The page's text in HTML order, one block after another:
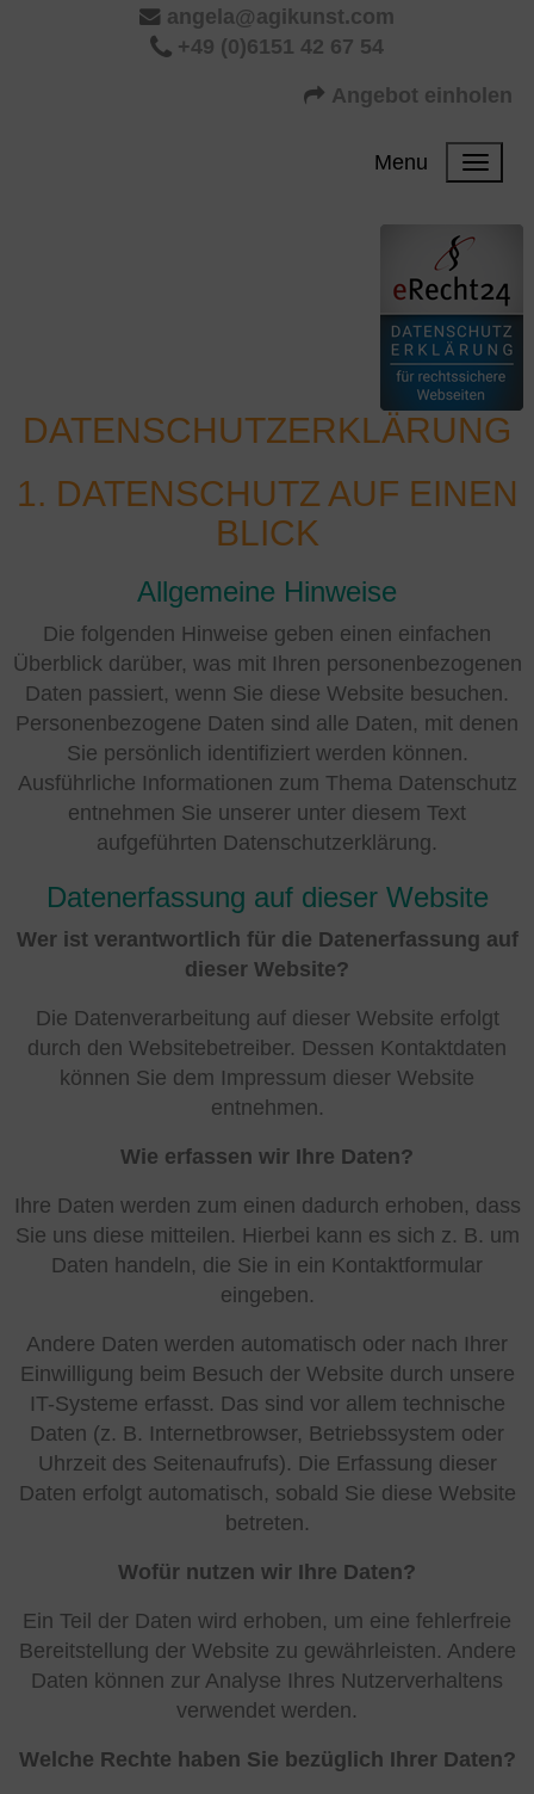
angela@agikunst.com
+49 (0)6151 42 67 54
Angebot einholen
Menu
DATENSCHUTZERKLÄRUNG
1. DATENSCHUTZ AUF EINEN
BLICK
Allgemeine Hinweise
Die folgenden Hinweise geben einen einfachen
Überblick darüber, was mit Ihren personenbezogenen
Daten passiert, wenn Sie diese Website besuchen.
Personenbezogene Daten sind alle Daten, mit denen
Sie persönlich identifiziert werden können.
Ausführliche Informationen zum Thema Datenschutz
entnehmen Sie unserer unter diesem Text
aufgeführten Datenschutzerklärung.
Datenerfassung auf dieser Website
Wer ist verantwortlich für die Datenerfassung auf
dieser Website?
Die Datenverarbeitung auf dieser Website erfolgt
durch den Websitebetreiber. Dessen Kontaktdaten
können Sie dem Impressum dieser Website
entnehmen.
Wie erfassen wir Ihre Daten?
Ihre Daten werden zum einen dadurch erhoben, dass
Sie uns diese mitteilen. Hierbei kann es sich z. B. um
Daten handeln, die Sie in ein Kontaktformular
eingeben.
Andere Daten werden automatisch oder nach Ihrer
Einwilligung beim Besuch der Website durch unsere
IT-Systeme erfasst. Das sind vor allem technische
Daten (z. B. Internetbrowser, Betriebssystem oder
Uhrzeit des Seitenaufrufs). Die Erfassung dieser
Daten erfolgt automatisch, sobald Sie diese Website
betreten.
Wofür nutzen wir Ihre Daten?
Ein Teil der Daten wird erhoben, um eine fehlerfreie
Bereitstellung der Website zu gewährleisten. Andere
Daten können zur Analyse Ihres Nutzerverhaltens
verwendet werden.
Welche Rechte haben Sie bezüglich Ihrer Daten?